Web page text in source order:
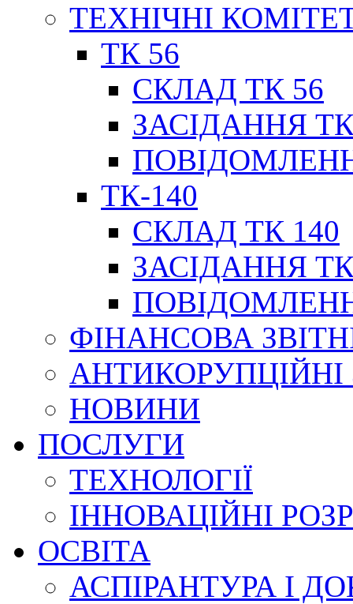
ТЕХНІЧНІ
ТК 56
СКЛАД ТК 56
ЗАСІДАННЯ
ТК-140
СКЛАД ТК 140
ЗАСІДАННЯ ТК
ФІНАНСОВА
НОВИНИ
ПОСЛУГИ
ТЕХНОЛОГІЇ
ІННОВАЦІЙНІ
ОСВІТА
АСПІРАНТУРА І